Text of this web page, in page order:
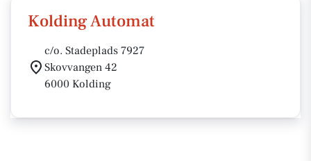
Kolding Automat
c/o. Stadeplads 7927
Skovvangen 42
6000 Kolding